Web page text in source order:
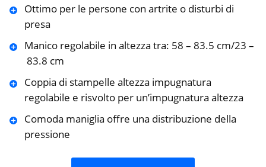
Ottimo per le persone con artrite o disturbi di
presa
Manico regolabile in altezza tra: 58 – 83.5 cm/23 –
83.8 cm
Coppia di stampelle altezza impugnatura
regolabile e risvolto per un’impugnatura altezza
Comoda maniglia offre una distribuzione della
pressione